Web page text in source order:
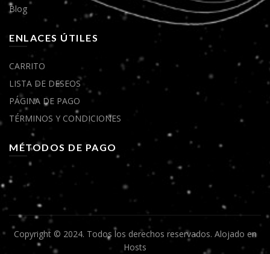
Blog
ENLACES ÚTILES
CARRITO
LISTA DE DESEOS
PÁGINA DE PAGO
TÉRMINOS Y CONDICIONES
MÉTODOS DE PAGO
Copyright © 2024. Todos los derechos reservados. Alojado en
Hosts